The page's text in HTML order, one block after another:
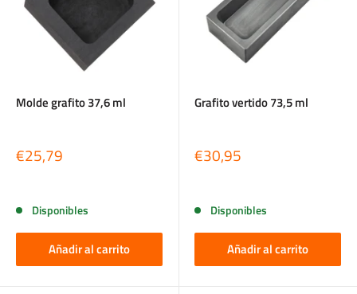
Molde grafito 37,6 ml
Precio
de
€25,79
Disponibles
Añadir al carrito
Grafito vertido 73,5 ml
Precio
de
€30,95
Disponibles
Añadir al carrito